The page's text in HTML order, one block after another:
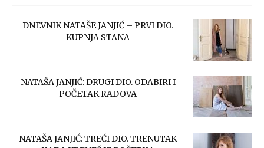
DNEVNIK NATAŠE JANJIĆ – PRVI DIO.
KUPNJA STANA
NATAŠA JANJIĆ: DRUGI DIO. ODABIRI I
POČETAK RADOVA
NATAŠA JANJIĆ: TREĆI DIO. TRENUTAK